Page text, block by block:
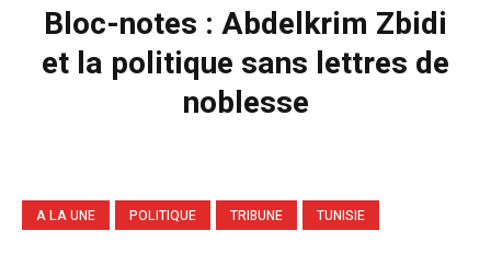
Bloc-notes : Abdelkrim Zbidi
et la politique sans lettres de
noblesse
A LA UNE POLITIQUE TRIBUNE TUNISIE